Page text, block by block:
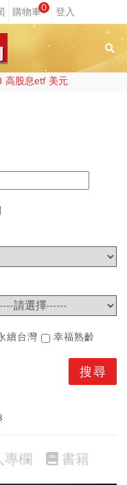
0
高股息etf 美元
續台灣 幸福熟齡
專欄 書籍